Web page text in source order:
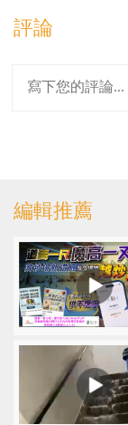
評論
編輯推薦